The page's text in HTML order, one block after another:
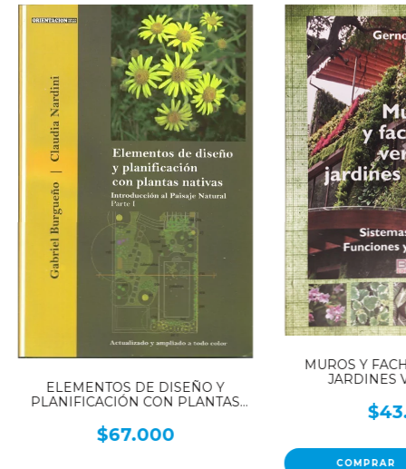
ELEMENTOS DE DISEÑO Y
PLANIFICACIÓN CON PLANTAS
Natural - Parte 1
$67.000
MUROS Y
JARDINES